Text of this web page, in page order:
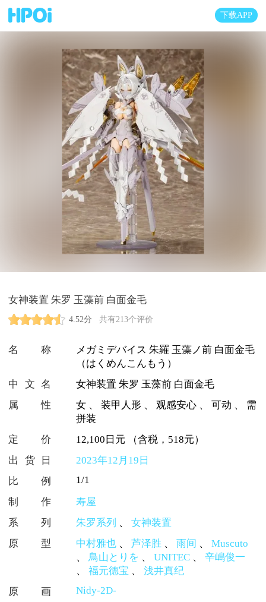
下载APP
女神装置 朱罗 玉藻前 白面金毛
4.52分 共有213个评价
名称
メガミデバイス 朱羅 玉藻ノ前 白面金毛
（はくめんこんもう）
中文名
女神装置 朱罗 玉藻前 白面金毛
属性
女、 装甲人形、 观感安心、 可动 、 需
拼装
定价
12,100日元 （含税，518元）
出货日
2023年12月19日
比例
1/1
制作
寿屋
系列
朱罗系列 、 女神装置
原型
中村雅也 、 芦泽胜 、 雨间 、 Muscuto
、 鳥山とりを 、 UNITEC 、 辛嶋俊一
、 福元德宝 、 浅井真纪
原画
Nidy-2D-